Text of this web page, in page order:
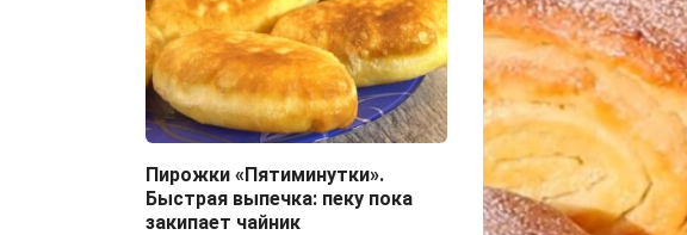
Пирожки «Пятиминутки».
Быстрая выпечка: пеку пока
закипает чайник